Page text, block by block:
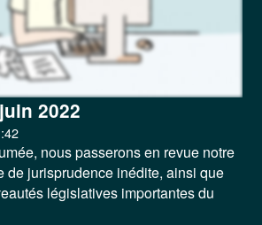
2022
nous passerons en revue notre
de jurisprudence inédite, ainsi que
législatives importantes du